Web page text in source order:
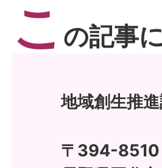
こ の記事
地域創生推
〒394-8510